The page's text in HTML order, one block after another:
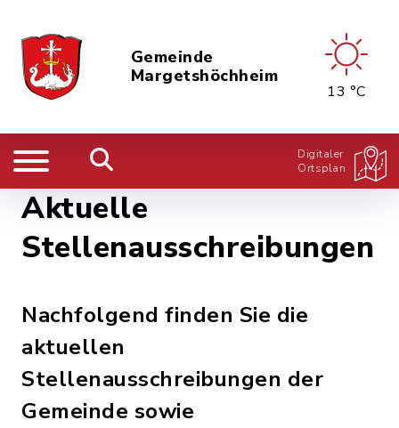
Gemeinde
Margetshöchheim
13 °C
Digitaler
Ortsplan
Aktuelle
Stellenausschreibungen
Nachfolgend finden Sie die
aktuellen
Stellenausschreibungen der
Gemeinde sowie